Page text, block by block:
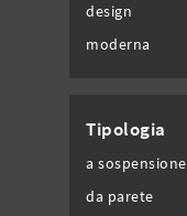
design
moderna
Tipologia
a sospensione
da parete